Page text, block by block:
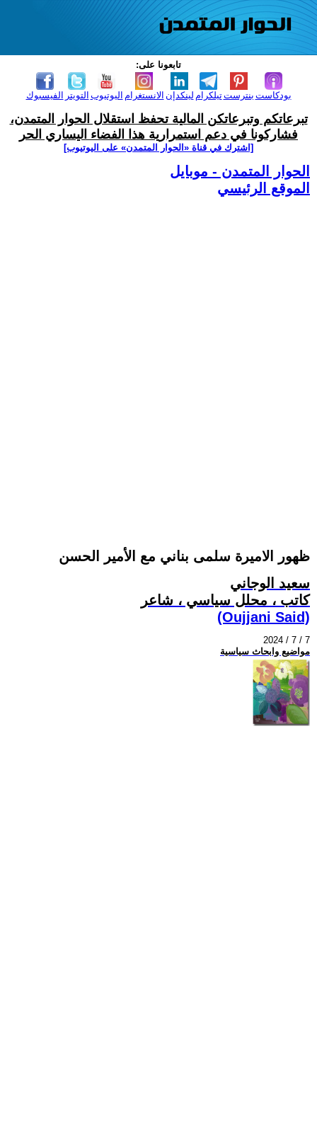
تابعونا على:
الفيسبوك التويتر اليوتيوب الانستغرام لينكدإن تيلكرامبنترست بودكاست
تبرعاتكم وتبرعاتكن المالية تحفظ استقلال الحوار المتمدن،
فشاركونا في دعم استمرارية هذا الفضاء اليساري الحر
[اشترك في قناة ‫«الحوار المتمدن» على اليوتيوب]
الحوار المتمدن - موبايل
الموقع الرئيسي
ظهور الاميرة سلمى بناني مع الأمير الحسن
سعيد الوجاني
كاتب ، محلل سياسي ، شاعر
(Oujjani Said)
2024 / 7 / 7
مواضيع وابحاث سياسية